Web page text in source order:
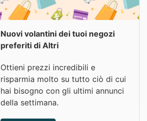
Nuovi volantini dei tuoi negozi
preferiti di Altri
Ottieni prezzi incredibili e
risparmia molto su tutto ciò di cui
hai bisogno con gli ultimi annunci
della settimana.